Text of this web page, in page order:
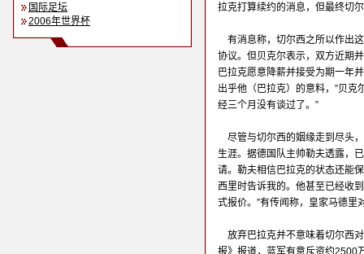
国际足坛
2006年世界杯
拉克打算续约的消息，但最终切
有消息称，切尔西之所以作出
协议。但贝克尔表示，双方近期
巴拉克愿意降薪并接受为期一年
出乎他（巴拉克）的意料，”贝克
经三个月没有谈过了。”
尽管与切尔西的姻缘走到尽头
生涯。据德国队主帅勒夫透露，
请。勒夫相信巴拉克的状态还能
西里时告诉我的。他甚至已经收
式报价。”有传闻称，皇家马德里
放弃巴拉克并不意味着切尔西
报》报道，蓝军有意斥资约2500